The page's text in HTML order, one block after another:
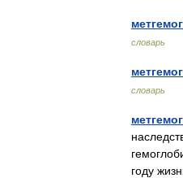
словарь
словарь
году